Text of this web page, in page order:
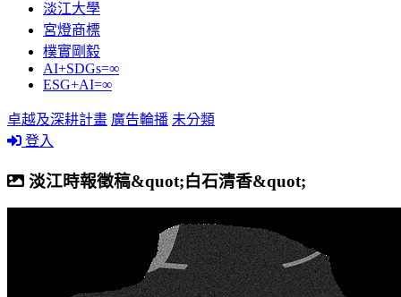
淡江大學
宮燈商標
樸實剛毅
AI+SDGs=∞
ESG+AI=∞
卓越及深耕計畫 廣告輪播 未分類
登入
淡江時報徵稿&quot;白石清香&quot;